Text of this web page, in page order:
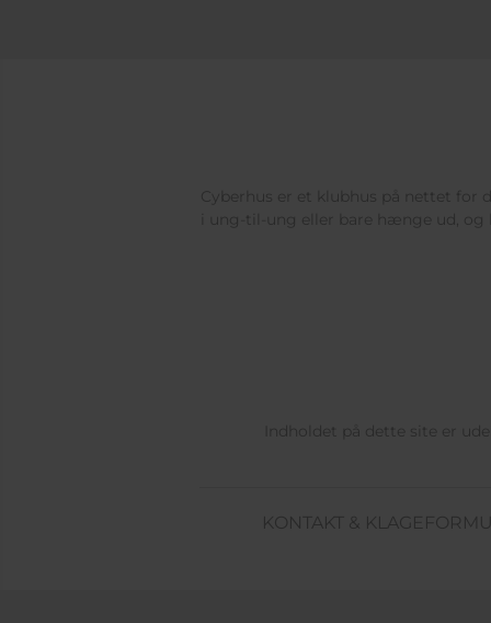
Cyberhus er et klubhus på nettet for
i ung-til-ung eller bare hænge ud,
Indholdet på dette site er
KONTAKT &